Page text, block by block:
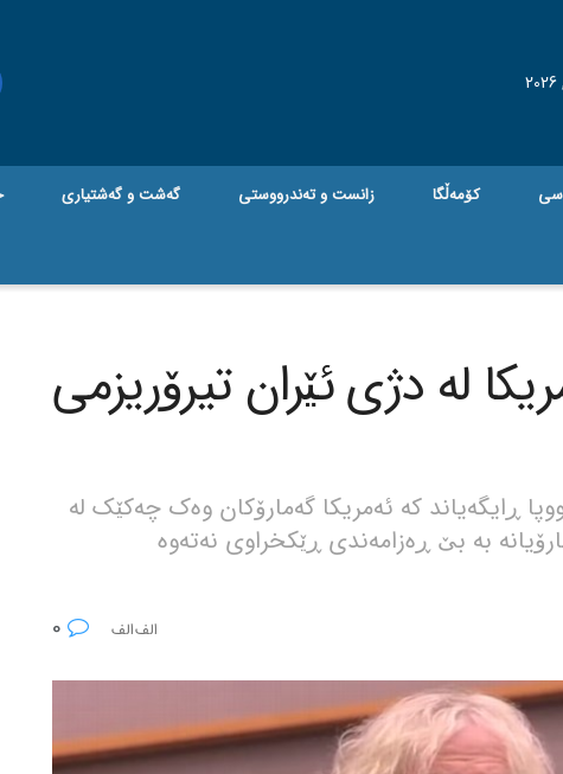
کۆمەڵگا زانست و تەندرووستی گه‌شت و گه‌شتیاری
لە دژی ئێران تیرۆریزمی
ڕایگەیاند کە ئەمریکا گەمارۆکان وەک چەکێک لە
بە بێ ڕەزامەندی ڕێکخراوی نەتەوە